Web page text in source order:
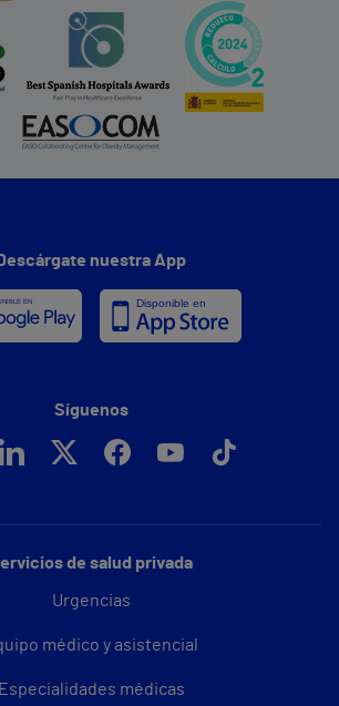
de salud privada
Urgencias
médico y asistencial
Especialidades médicas
Descárgate nuestra App
Síguenos